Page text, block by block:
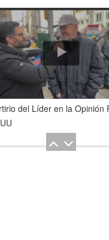
del Líder en la Opinión